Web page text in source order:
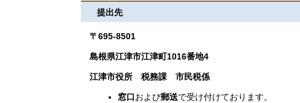
提出先
〒695-8501
島根県江津市江津町1016番地4
江津市役所 税務課 市民税係
窓口および郵送で受け付けております。